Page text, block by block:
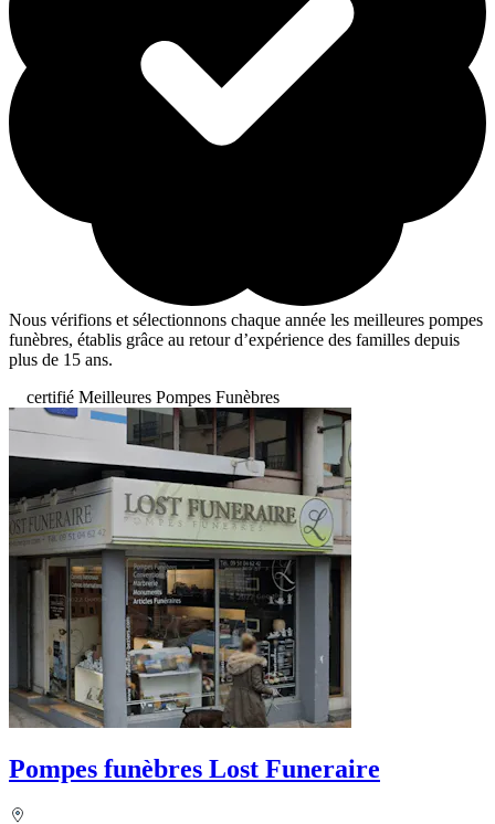
Nous vérifions et sélectionnons chaque année les meilleures pompes
funèbres, établis grâce au retour d’expérience des familles depuis
plus de 15 ans.
certifié Meilleures Pompes Funèbres
Pompes funèbres Lost Funeraire